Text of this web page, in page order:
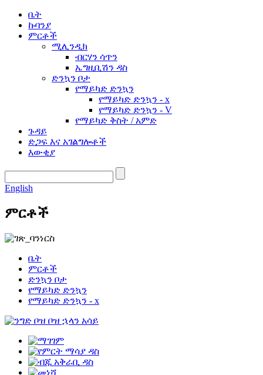
ቤት
ኩባንያ
ምርቶች
ሚሊንዲክ
ብርሃን ሳጥን
ኤግዚቢሽን ዳስ
ድንኳን ቦታ
የማይካድ ድንኳን
የማይካድ ድንኳን - x
የማይካድ ድንኳን - V
የማይካድ ቅስት / አምድ
ጉዳይ
ድጋፍ እና አገልግሎቶች
እውቂያ
English
ምርቶች
ቤት
ምርቶች
ድንኳን ቦታ
የማይካድ ድንኳን
የማይካድ ድንኳን - x